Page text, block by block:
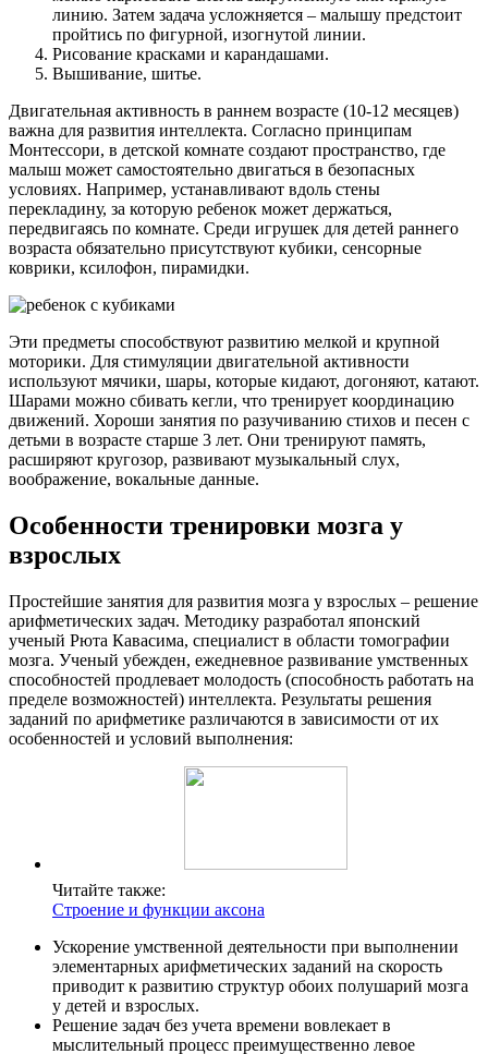
линию. Затем задача усложняется – малышу предстоит
пройтись по фигурной, изогнутой линии.
Рисование красками и карандашами.
Вышивание, шитье.
Двигательная активность в раннем возрасте (10-12 месяцев)
важна для развития интеллекта. Согласно принципам
Монтессори, в детской комнате создают пространство, где
малыш может самостоятельно двигаться в безопасных
условиях. Например, устанавливают вдоль стены
перекладину, за которую ребенок может держаться,
передвигаясь по комнате. Среди игрушек для детей раннего
возраста обязательно присутствуют кубики, сенсорные
коврики, ксилофон, пирамидки.
Эти предметы способствуют развитию мелкой и крупной
моторики. Для стимуляции двигательной активности
используют мячики, шары, которые кидают, догоняют, катают.
Шарами можно сбивать кегли, что тренирует координацию
движений. Хороши занятия по разучиванию стихов и песен с
детьми в возрасте старше 3 лет. Они тренируют память,
расширяют кругозор, развивают музыкальный слух,
воображение, вокальные данные.
Особенности тренировки мозга у
взрослых
Простейшие занятия для развития мозга у взрослых – решение
арифметических задач. Методику разработал японский
ученый Рюта Кавасима, специалист в области томографии
мозга. Ученый убежден, ежедневное развивание умственных
способностей продлевает молодость (способность работать на
пределе возможностей) интеллекта. Результаты решения
заданий по арифметике различаются в зависимости от их
особенностей и условий выполнения:
Читайте также:
Строение и функции аксона
Ускорение умственной деятельности при выполнении
элементарных арифметических заданий на скорость
приводит к развитию структур обоих полушарий мозга
у детей и взрослых.
Решение задач без учета времени вовлекает в
мыслительный процесс преимущественно левое